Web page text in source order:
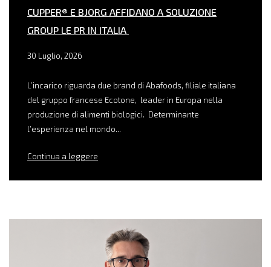
CUPPER® E BJORG AFFIDANO A SOLUZIONE
GROUP LE PR IN ITALIA
30 Luglio, 2026
L’incarico riguarda due brand di Abafoods, filiale italiana
del gruppo francese Ecotone, leader in Europa nella
produzione di alimenti biologici. Determinante
l’esperienza nel mondo...
Continua a leggere